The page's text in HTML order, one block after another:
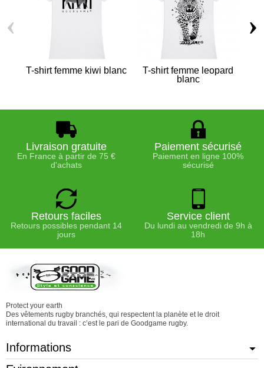
T-shirt femme kiwi blanc
T-shirt femme leopard
blanc
‹ ›
Livraison gratuite
En France à partir de 75 €
d'achats
Paiement sécurisé
Paiement en ligne 100%
sécurisé
Retours faciles
Retours possibles pendant 14
jours
Service client
Du lundi au vendredi de 9h à
18h
Protect your earth
Des vêtements rugby branchés, qui respectent la planète et le droit
international du travail : c’est le pari de Goodgame rugby.
Informations